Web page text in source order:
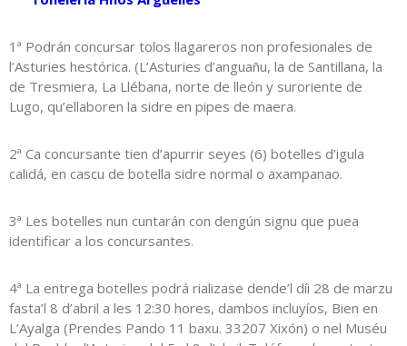
1ª Podrán concursar tolos llagareros non profesionales de
l’Asturies hestórica. (L’Asturies d’anguañu, la de Santillana, la
de Tresmiera, La Llébana, norte de lleón y suroriente de
Lugo, qu’ellaboren la sidre en pipes de maera.
2ª Ca concursante tien d’apurrir seyes (6) botelles d’igula
calidá, en cascu de botella sidre normal o axampanao.
3ª Les botelles nun cuntarán con dengún signu que puea
identificar a los concursantes.
4ª La entrega botelles podrá rializase dende’l díi 28 de marzu
fasta’l 8 d’abril a les 12:30 hores, dambos incluyíos, Bien en
L’Ayalga (Prendes Pando 11 baxu. 33207 Xixón) o nel Muséu